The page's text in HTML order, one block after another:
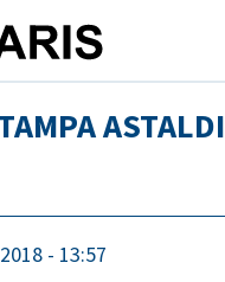
ASTALDI
- 13:57